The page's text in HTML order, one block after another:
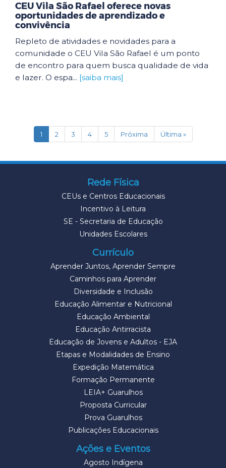
CEU Vila São Rafael oferece novas
oportunidades de aprendizado e
convivência
Repleto de atividades e novidades para a
comunidade o CEU Vila São Rafael é um ponto
de encontro para quem busca qualidade de vida
e lazer. O espa... [saiba mais]
1(current)
2 3 4 5 Próxima Última »
Rede Física
CEUs e Centros Educacionais
Incentivo à Leitura
SE - Secretaria de Educação
Unidades Escolares
Currículo
Aprender Juntos, Aprender Sempre
Caminhos para Aprender
Diversidade e Inclusão
Educação Alimentar e Nutricional
Educação Ambiental
Educação Antirracista
Educação de Jovens e Adultos - EJA
Etapas e Modalidades de Ensino
Expedição Matemática
Formação Permanente
LEIA+ Guarulhos
Proposta Curricular
Prova Guarulhos
Publicações Educacionais
Ações e Eventos
Agosto Indígena